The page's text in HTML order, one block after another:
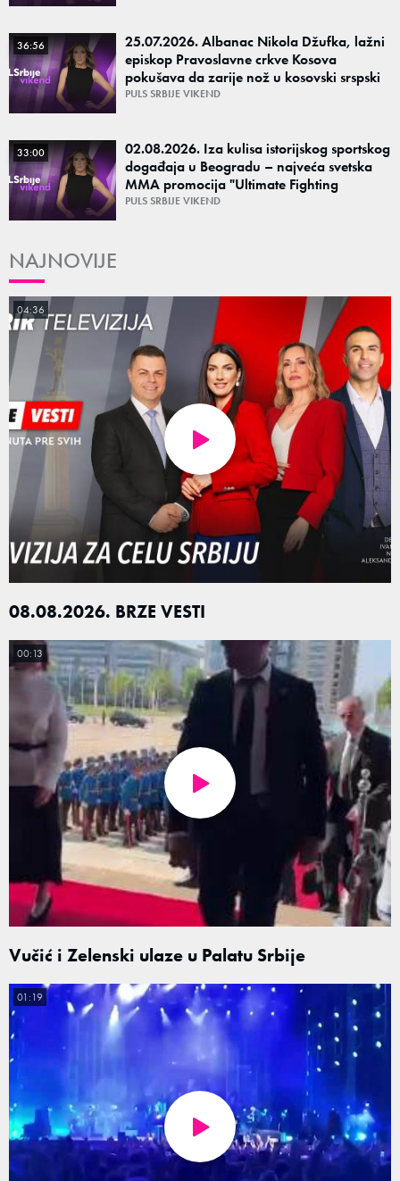
36:56
25.07.2026. Albanac Nikola Džufka, lažni
episkop Pravoslavne crkve Kosova
pokušava da zarije nož u kosovski srspski
identitet, ko će ga zaustaviti?
PULS SRBIJE VIKEND
33:00
02.08.2026. Iza kulisa istorijskog sportskog
događaja u Beogradu – najveća svetska
MMA promocija "Ultimate Fighting
Championship"
PULS SRBIJE VIKEND
NAJNOVIJE
08.08.2026. BRZE VESTI
04:36
Vučić i Zelenski ulaze u Palatu Srbije
00:13
01:19